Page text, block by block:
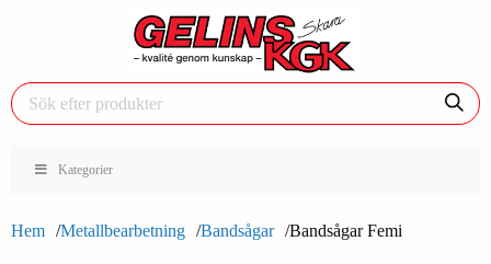
Kategorier
Hem Metallbearbetning Bandsågar Bandsågar Femi